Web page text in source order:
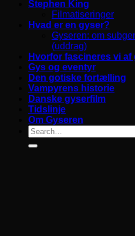
Stephen King
Filmatiseringer
Hvad er en gyser?
Gyseren: om
(uddrag)
Hvorfor fascineres vi af
Gys og eventyr
Den gotiske fortælling
Vampyrens historie
Danske gyserfilm
Tidslinje
Om Gyseren